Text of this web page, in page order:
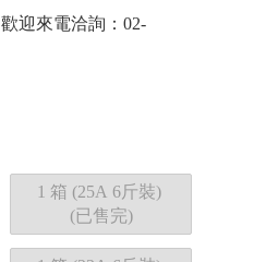
迎來電洽詢：02-
1 箱 (25A 6斤裝)
(已售完)